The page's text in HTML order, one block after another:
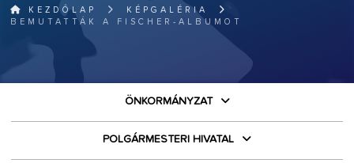
KEZDŐLAP
KÉPGALÉRIA
BEMUTATTÁK A FISCHER-ALBUMOT
ÖNKORMÁNYZAT
POLGÁRMESTERI HIVATAL